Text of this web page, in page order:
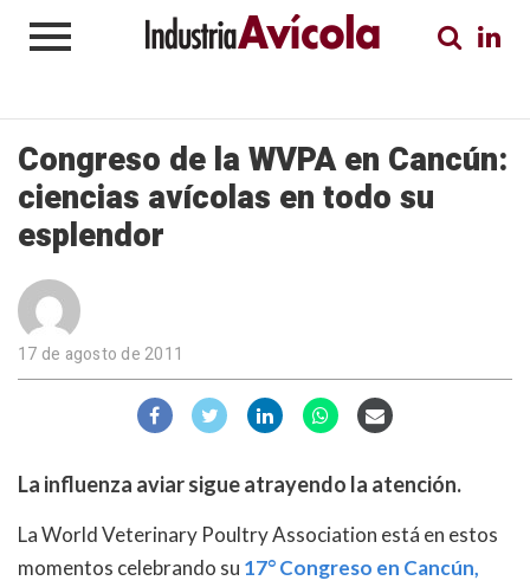
Congreso de la WVPA en Cancún:
ciencias avícolas en todo su
esplendor
17 de agosto de 2011
La influenza aviar sigue atrayendo la atención.
La World Veterinary Poultry Association está en estos
momentos celebrando su 17° Congreso en Cancún,